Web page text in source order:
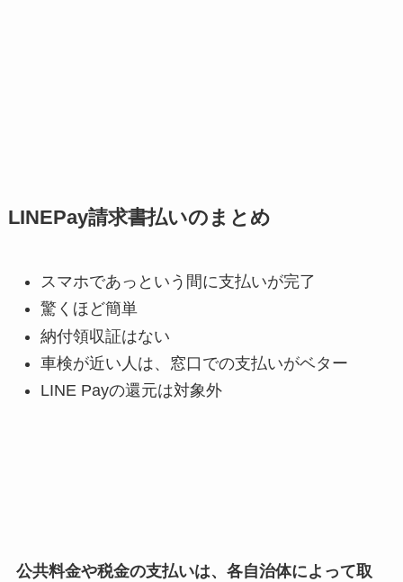
LINEPay請求書払いのまとめ
スマホであっという間に支払いが完了
驚くほど簡単
納付領収証はない
車検が近い人は、窓口での支払いがベター
LINE Payの還元は対象外
公共料金や税金の支払いは、各自治体によって取